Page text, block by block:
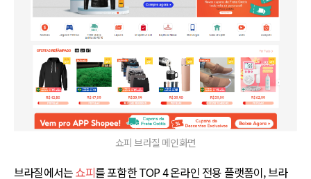
쇼피 브라질 메인화면
브라질에서는쇼피를 포함한 TOP 4 온라인 전용 플랫폼이, 브라